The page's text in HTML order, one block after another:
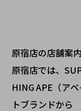
原宿店の店舗案
原宿店では、
HING APE（ア
トブランドから